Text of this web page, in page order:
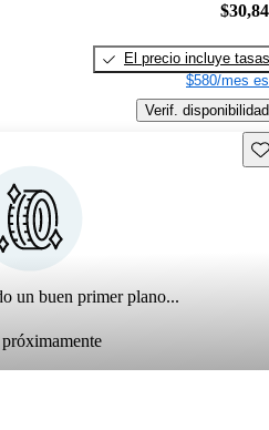
El precio incluye tasas
$580/mes
Verif. disponibilidad
un buen primer plano...